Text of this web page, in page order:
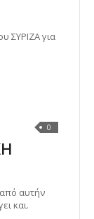
ΣΥΡΙΖΑ για
0
αυτήν
και.